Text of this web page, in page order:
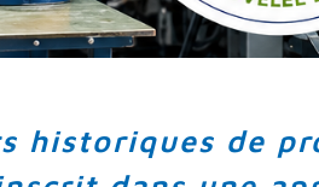
historiques de